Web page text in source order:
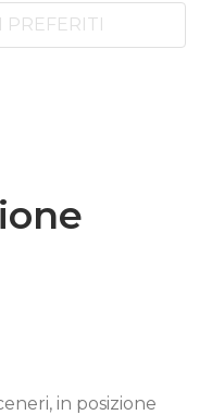
PREFERITI
in posizione